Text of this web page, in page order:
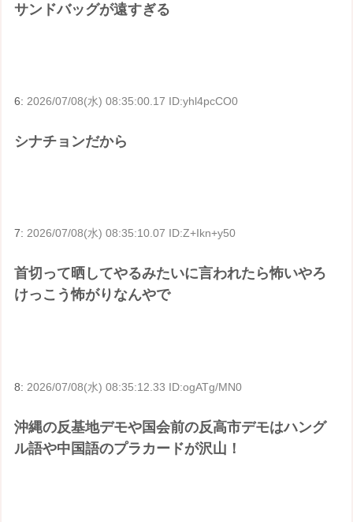
サンドバッグが遠すぎる
6: 2026/07/08(水) 08:35:00.17 ID:yhl4pcCO0
シナチョンだから
7:2026/07/08(水) 08:35:10.07 ID:Z+Ikn+y50
首切って晒してやるみたいに言われたら怖いやろ
けっこう怖がりなんやで
8: 2026/07/08(水) 08:35:12.33 ID:ogATg/MN0
沖縄の反基地デモや国会前の反高市デモはハング
ル語や中国語のプラカードが沢山！